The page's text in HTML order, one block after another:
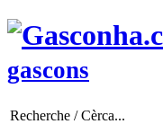
gascons
Recherche / Cèrca...